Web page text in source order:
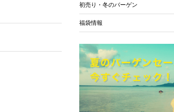
初売り・冬のバーゲン
福袋情報